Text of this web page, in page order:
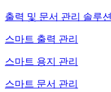
출력 및 문서 관리 솔루션
스마트 출력 관리
스마트 용지 관리
스마트 문서 관리